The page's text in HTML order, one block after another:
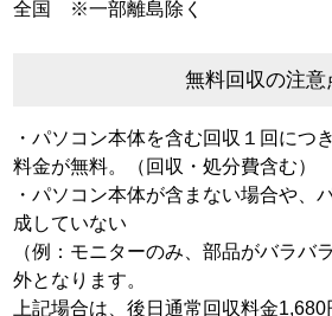
全国 ※一部離島除く
無料回収の注意
・パソコン本体を含む回収１回につ
料金が無料。（回収・処分費含む）
・パソコン本体が含まない場合や、
成していない
（例：モニターのみ、部品がバラバ
外となります。
上記場合は、後日通常回収料金1,680